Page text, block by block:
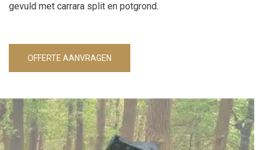
gevuld met carrara split en potgrond.
OFFERTE AANVRAGEN